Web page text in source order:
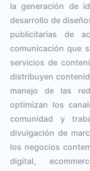
la generación de
desarrollo de
publicitarias de
comunicación que
servicios de
distribuyen
manejo de las
optimizan los
comunidad y
divulgación de
los negocios
digital,